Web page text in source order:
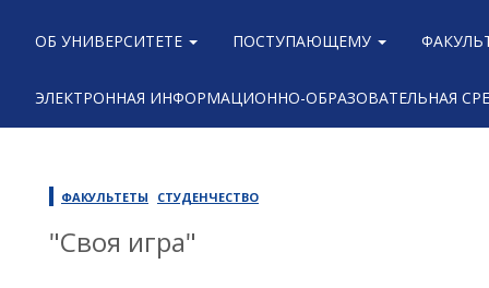
ОБ УНИВЕРСИТЕТЕ ПОСТУПАЮЩЕМУ
ЭЛЕКТРОННАЯ ИНФОРМАЦИОННО-ОБРАЗОВАТЕЛЬНАЯ
ФАКУЛЬТЕТЫ СТУДЕНЧЕСТВО
"Своя игра"